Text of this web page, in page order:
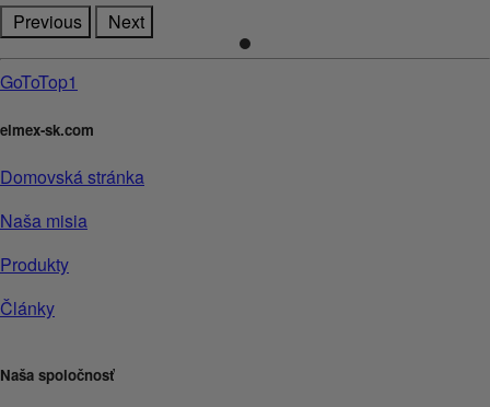
Previous
Next
GoToTop1
elmex-sk.com
Domovská stránka
Naša misia
Produkty
Články
Naša spoločnosť